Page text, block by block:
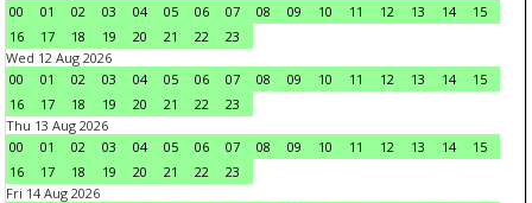
00
01 02 03 04 05 06 07 08 09 10 11 12 13 14
15
16
17 18 19 20 21 22
23
Wed 12 Aug 2026
00
01 02 03 04 05 06 07 08 09 10 11 12 13 14
15
16
17 18 19 20 21 22
23
Thu 13 Aug 2026
00
01 02 03 04 05 06 07 08 09 10 11 12 13 14
15
16
17 18 19 20 21 22
23
Fri 14 Aug 2026